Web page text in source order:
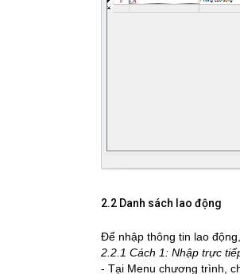
2.2 Danh sách lao động
Để nhập thông tin lao
2.2.1 Cách 1: Nhập trực
- Tại Menu chương trình,